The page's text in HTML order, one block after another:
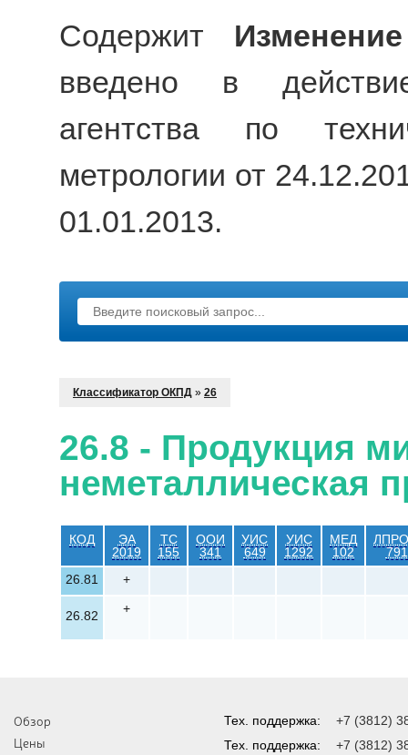
Содержит
введено в
агентства по
метрологии от
01.01.2013.
Классификатор ОКПД » 26
26.8 - Продукция
неметаллическая
КОД
ЭА
2019
ТС
155
ООИ
341
УИС
649
УИС
1292
МЕД
102
791
26.81
+
26.82 +
Обзор
Цены
Тех. поддержка:
+7 (3812)
Тех. поддержка:
+7 (3812)